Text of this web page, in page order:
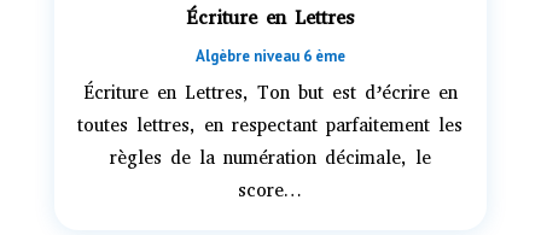
Écriture en Lettres
Algèbre niveau 6 ème
Écriture en Lettres, Ton but est d’écrire en
toutes lettres, en respectant parfaitement les
règles de la numération décimale, le
score…